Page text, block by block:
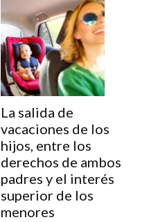
La salida de
vacaciones de los
hijos, entre los
derechos de ambos
padres y el interés
superior de los
menores